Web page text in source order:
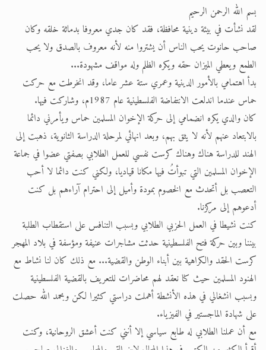
اقرأ هذا الكتاب وتعرّف على حقيقة
الحجّ.. دلالات، حِكم، وأهداف >> المزيد
اقرأ هذا المقال في أهمية عيد
بسم الله الرحمن الرحيم
لقد نشأت في بيئة دينية محافظة، فقد كان جدي معروفا بدماثة خلقه وكان
صاحب حانوت يحب الناس أن يشتروا منه لأنه معروف بالصدق ولا يحب
الطمع ويعطي الميزان حقه ويكره الظلم وله مواقف مشهودة...
بدأ اهتمامي بالأمور الدينية وعمري ستة عشر عاما، وقد انخرطت مع حركت
حماس عندما اندلعت الانتفاضة الفلسطينية عام 1987م، وشاركت فيها.
كان والدي يكره انضمامي إلى حركة الإخوان المسلمين حماس ويأمرني دائما
بالابتعاد عنهم لأنه لا يثق بهم، وبعد انهائي لمرحلة الدراسة الثانوية، ذهبت إلى
الهند للدراسة هناك وهناك كرست نفسي للعمل الطلابي بصفتي عضوا في جماعة
الإخوان المسلمين التي تبوأتُ فيها مكانا قياديا، ولكني كنت دائما لا أحب
التعصب بل أتحدث مع الخصوم بمودة وأميل إلى احترام آراءهم بل كنت
أدعوهم إلى مركزنا.
كنت نشيطا في العمل الحزبي الطلابي وبسبب التنافس على استقطاب الطلبة
بيننا وبين حركة فتح الفلسطينية حدثت مشاجرات عنيفة ومؤسفة في بلاد المهجر
كرست الحقد والكراهية بين أبناء الوطن والقضية... مع ذلك كان لنا نشاط مع
الهنود المسلمين حيث كنا نعقد لهم محاضرات للتعريف بالقضية الفلسطينية
وبسبب انشغالي في هذه الأنشطة أهملت دراستي كثيرا لكن وبحمد الله حصلت
على شهادة الماجستير في الفيزياء.
مع أن عملنا الطلابي له طابع سياسي إلا أنني كنت أعشق الروحانية، وكنت